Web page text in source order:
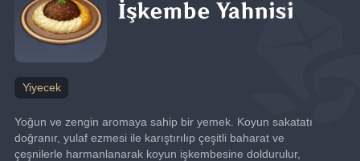
İşkembe Yahnisi
Yiyecek
Yoğun ve zengin aromaya sahip bir yemek. Koyun sakatatı
doğranır, yulaf ezmesi ile karıştırılıp çeşitli baharat ve
çeşnilerle harmanlanarak koyun işkembesine doldurulur,